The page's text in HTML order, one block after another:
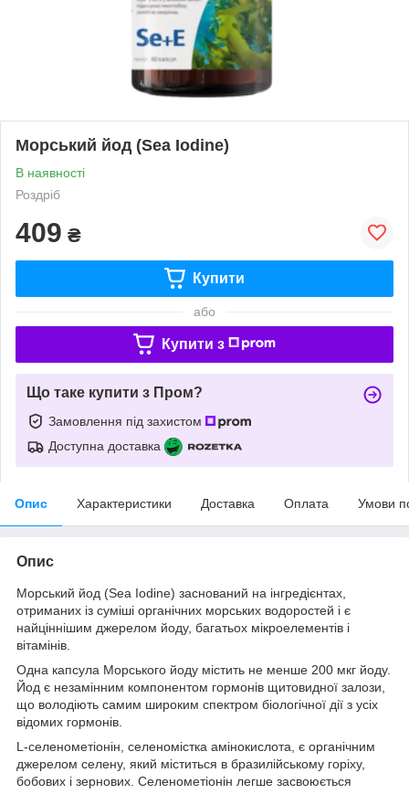
Морський йод (Sea Iodine)
В наявності
Роздріб
409 ₴
Купити
або
Купити з
Що таке купити з Пром?
Замовлення під захистом
Доступна доставка
Опис Характеристики Доставка Оплата Умови
Опис
Морський йод (Sea Iodine) заснований на інгредієнтах,
отриманих із суміші органічних морських водоростей і є
найціннішим джерелом йоду, багатьох мікроелементів і
вітамінів.
Одна капсула Морського йоду містить не менше 200 мкг йоду.
Йод є незамінним компонентом гормонів щитовидної залози,
що володіють самим широким спектром біологічної дії з усіх
відомих гормонів.
L-селенометіонін, селеномістка амінокислота, є органічним
джерелом селену, який міститься в бразилійському горіху,
бобових і зернових. Селенометіонін легше засвоюється